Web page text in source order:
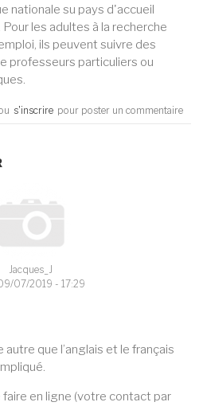
nationale su pays d'accueil
les adultes à la recherche
ils peuvent suivre des
professeurs particuliers ou
s'inscrire pour poster un commentaire
que l’anglais et le français
faire en ligne (votre contact par
Jacques_J
07/2019 - 17:29